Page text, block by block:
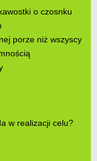
o czosnku
porze niż wszyscy
w realizacji celu?